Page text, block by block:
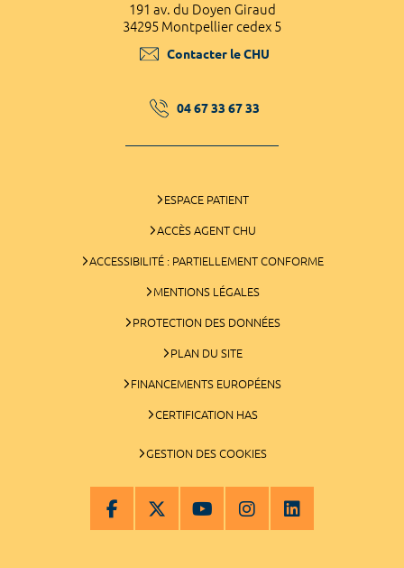
191 av. du Doyen Giraud
34295 Montpellier cedex 5
Contacter le CHU
04 67 33 67 33
ESPACE PATIENT
ACCÈS AGENT CHU
ACCESSIBILITÉ : PARTIELLEMENT CONFORME
MENTIONS LÉGALES
PROTECTION DES DONNÉES
PLAN DU SITE
FINANCEMENTS EUROPÉENS
CERTIFICATION HAS
GESTION DES COOKIES